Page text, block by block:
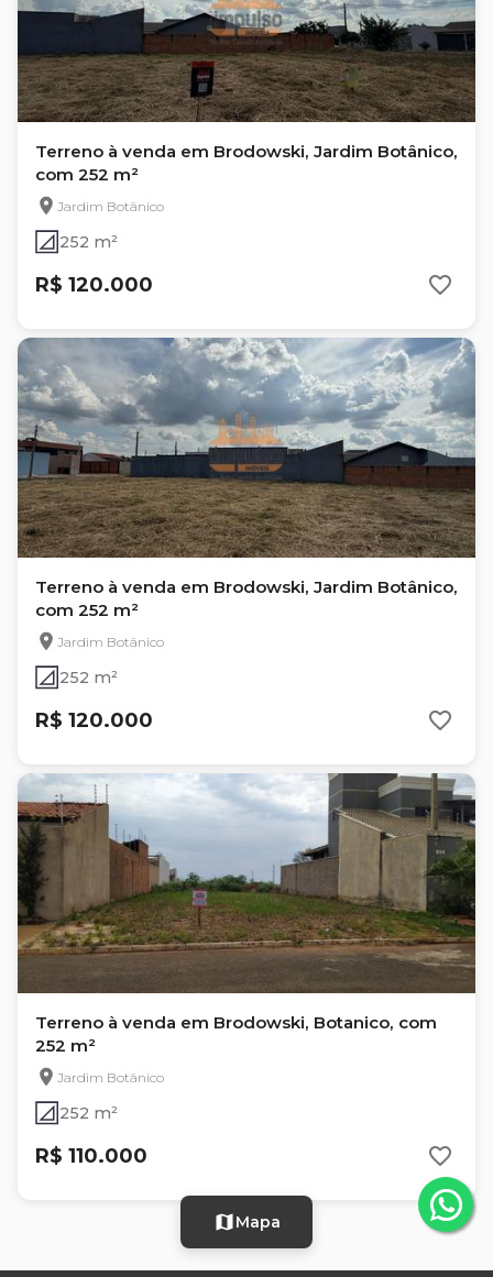
Terreno à venda em Brodowski, Jardim Botânico,
com 252 m²
Jardim Botânico
252 m²
R$ 120.000
Terreno à venda em Brodowski, Jardim Botânico,
com 252 m²
Jardim Botânico
252 m²
R$ 120.000
Terreno à venda em Brodowski, Botanico, com
252 m²
Jardim Botânico
252 m²
R$ 110.000
Mapa